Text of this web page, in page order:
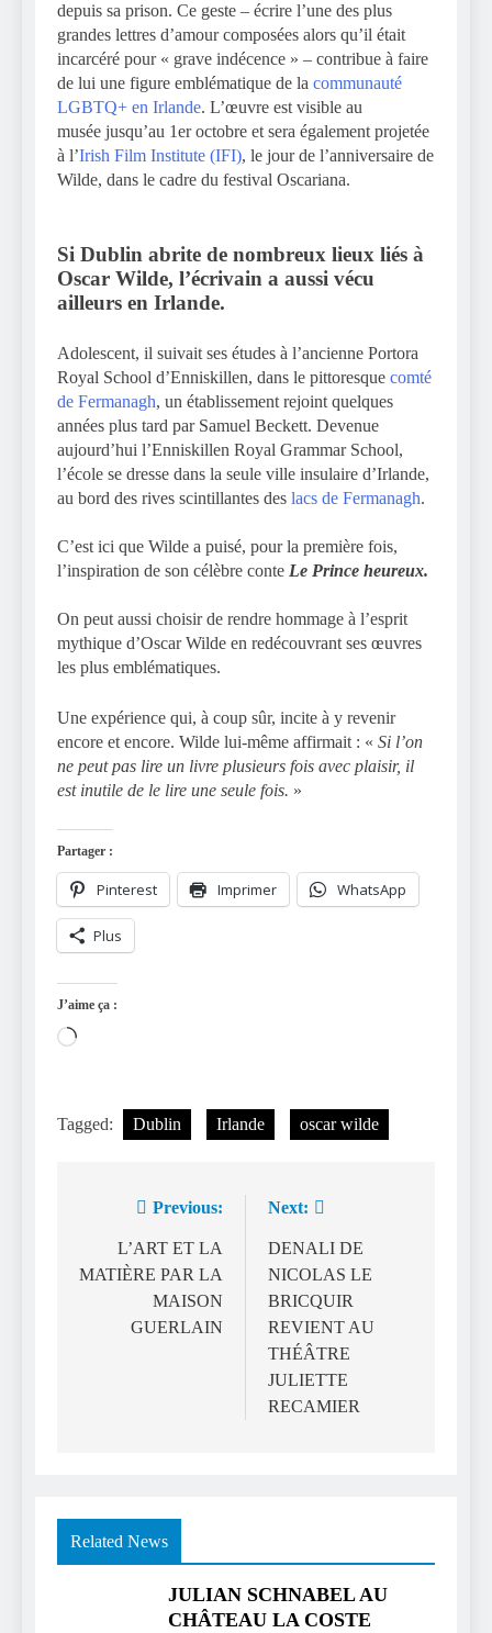
depuis sa prison. Ce geste – écrire l’une des plus
grandes lettres d’amour composées alors qu’il était
incarcéré pour « grave indécence » – contribue à faire
de lui une figure emblématique de la communauté
LGBTQ+ en Irlande. L’œuvre est visible au
musée jusqu’au 1er octobre et sera également projetée
à l’Irish Film Institute (IFI), le jour de l’anniversaire de
Wilde, dans le cadre du festival Oscariana.
Si Dublin abrite de nombreux lieux liés à
Oscar Wilde, l’écrivain a aussi vécu
ailleurs en Irlande.
Adolescent, il suivait ses études à l’ancienne Portora
Royal School d’Enniskillen, dans le pittoresque comté
de Fermanagh, un établissement rejoint quelques
années plus tard par Samuel Beckett. Devenue
aujourd’hui l’Enniskillen Royal Grammar School,
l’école se dresse dans la seule ville insulaire d’Irlande,
au bord des rives scintillantes des lacs de Fermanagh.
C’est ici que Wilde a puisé, pour la première fois,
l’inspiration de son célèbre conte Le Prince heureux.
On peut aussi choisir de rendre hommage à l’esprit
mythique d’Oscar Wilde en redécouvrant ses œuvres
les plus emblématiques.
Une expérience qui, à coup sûr, incite à y revenir
encore et encore. Wilde lui-même affirmait : « Si l’on
ne peut pas lire un livre plusieurs fois avec plaisir, il
est inutile de le lire une seule fois. »
Partager :
Pinterest Imprimer WhatsApp
Plus
J’aime ça :
Chargement…
Tagged: Dublin Irlande oscar wilde
Navigation
l’article
Previous:
L’ART ET LA
MATIÈRE PAR LA
MAISON
GUERLAIN
Next:
DENALI DE
NICOLAS LE
BRICQUIR
REVIENT AU
THÉÂTRE
JULIETTE
RECAMIER
Related News
JULIAN SCHNABEL AU
CHÂTEAU LA COSTE